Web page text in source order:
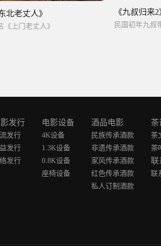
北老丈人》
《上门老丈人》
《九叔归来
发行
发行
发行
发行
电影设备
4K设备
1.3K设备
0.8K设备
座椅设备
酒品电影
民族传承酒款
非遗传承酒款
家风传承酒款
红色传承酒款
私人订制酒款
茶
茶
茶
联
联